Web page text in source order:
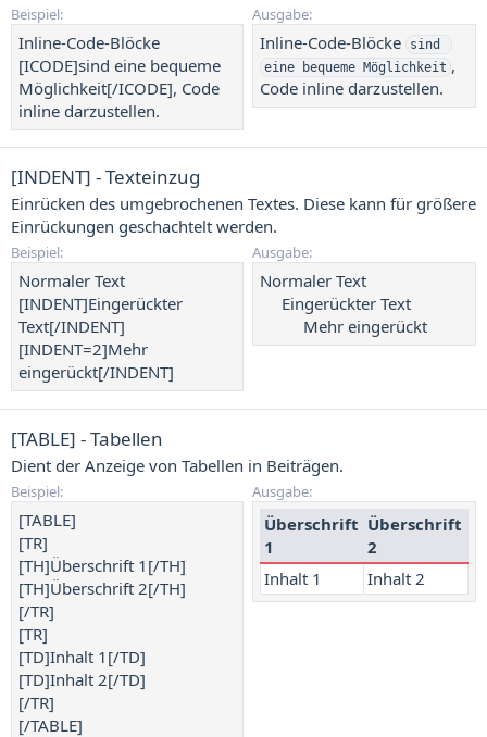
Beispiel:
Inline-Code-Blöcke
[ICODE]sind eine bequeme
Möglichkeit[/ICODE], Code
inline darzustellen.
Ausgabe:
Inline-Code-Blöcke
sind
eine bequeme Möglichkeit ,
Code inline darzustellen.
[INDENT] - Texteinzug
Einrücken des umgebrochenen Textes. Diese kann für größere
Einrückungen geschachtelt werden.
Beispiel:
Normaler Text
[INDENT]Eingerückter
Text[/INDENT]
[INDENT=2]Mehr
eingerückt[/INDENT]
Ausgabe:
Normaler Text
Eingerückter Text​
Mehr eingerückt​
[TABLE] - Tabellen
Dient der Anzeige von Tabellen in Beiträgen.
Beispiel:
[TABLE]
[TR]
[TH]Überschrift 1[/TH]
[TH]Überschrift 2[/TH]
[/TR]
[TR]
[TD]Inhalt 1[/TD]
[TD]Inhalt 2[/TD]
[/TR]
[/TABLE]
Ausgabe:
Überschrift
1
Überschrift
2
Inhalt 1
Inhalt 2